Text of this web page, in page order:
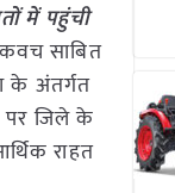
में पहुंची
साबित
के अंतर्गत
पर जिले के
राहत